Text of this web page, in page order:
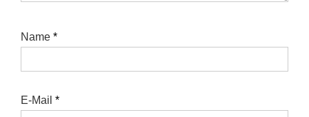
Name *
E-Mail *